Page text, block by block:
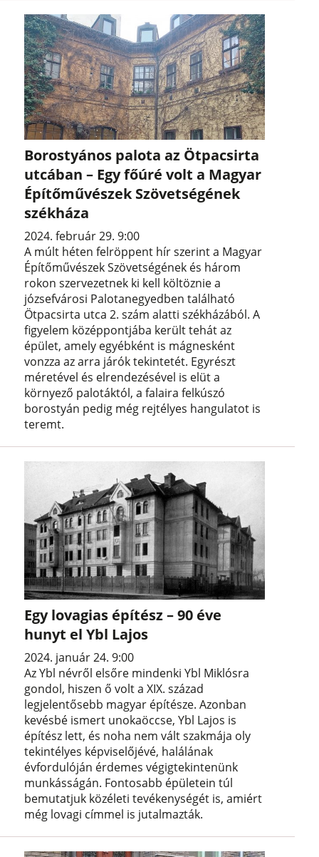
Borostyános palota az Ötpacsirta
utcában – Egy főúré volt a Magyar
Építőművészek Szövetségének
székháza
2024. február 29. 9:00
A múlt héten felröppent hír szerint a Magyar
Építőművészek Szövetségének és három
rokon szervezetnek ki kell költöznie a
józsefvárosi Palotanegyedben található
Ötpacsirta utca 2. szám alatti székházából. A
figyelem középpontjába került tehát az
épület, amely egyébként is mágnesként
vonzza az arra járók tekintetét. Egyrészt
méretével és elrendezésével is elüt a
környező palotáktól, a falaira felkúszó
borostyán pedig még rejtélyes hangulatot is
teremt.
Egy lovagias építész – 90 éve
hunyt el Ybl Lajos
2024. január 24. 9:00
Az Ybl névről elsőre mindenki Ybl Miklósra
gondol, hiszen ő volt a XIX. század
legjelentősebb magyar építésze. Azonban
kevésbé ismert unokaöccse, Ybl Lajos is
építész lett, és noha nem vált szakmája oly
tekintélyes képviselőjévé, halálának
évfordulóján érdemes végigtekintenünk
munkásságán. Fontosabb épületein túl
bemutatjuk közéleti tevékenységét is, amiért
még lovagi címmel is jutalmazták.